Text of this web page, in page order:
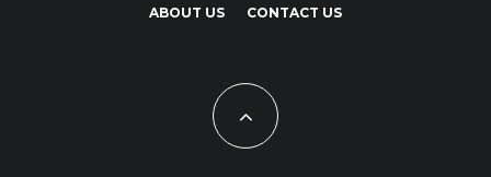
ABOUT US CONTACT US